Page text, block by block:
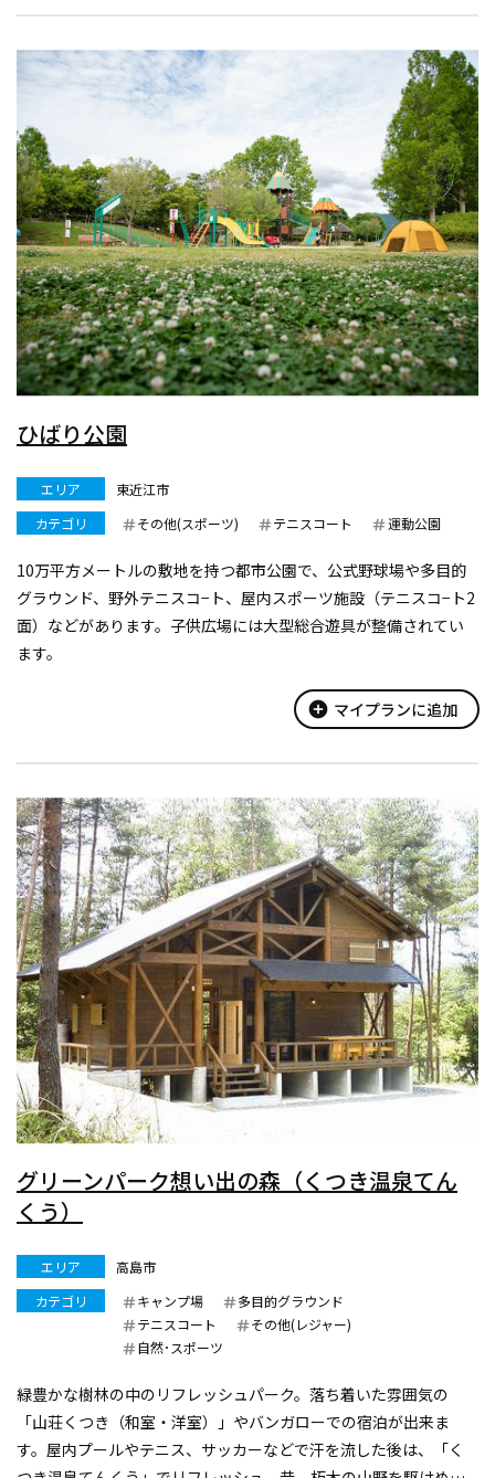
ひばり公園
エリア
東近江市
カテゴリ
その他(スポーツ) テニスコート 運動公園
10万平方メートルの敷地を持つ都市公園で、公式野球場や多目的
グラウンド、野外テニスコ−ト、屋内スポーツ施設（テニスコ−ト2
面）などがあります。子供広場には大型総合遊具が整備されてい
ます。
add_circle マイプランに追加
グリーンパーク想い出の森（くつき温泉てん
くう）
エリア
高島市
カテゴリ
キャンプ場
多目的グラウンド
テニスコート
その他(レジャー)
自然･スポーツ
緑豊かな樹林の中のリフレッシュパーク。落ち着いた雰囲気の
「山荘くつき（和室・洋室）」やバンガローでの宿泊が出来ま
す。屋内プールやテニス、サッカーなどで汗を流した後は、「く